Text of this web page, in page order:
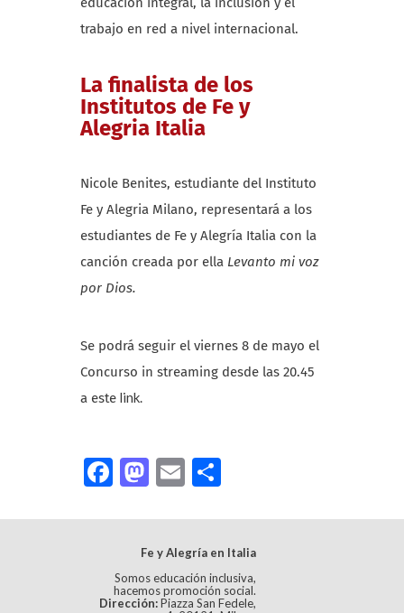
trabajo en red a nivel internacional.
La finalista de los
Institutos de Fe y
Alegria Italia
Nicole Benites, estudiante del Instituto
Fe y Alegria Milano, representará a los
estudiantes de Fe y Alegría Italia con la
canción creada por ella Levanto mi voz
por Dios.
Se podrá seguir el viernes 8 de mayo el
Concurso in streaming desde las 20.45
a este link.
FacebookMastodon
Email
Fe y Alegría en Italia
Somos educación inclusiva,
hacemos promoción social.
Dirección:Piazza San Fedele,